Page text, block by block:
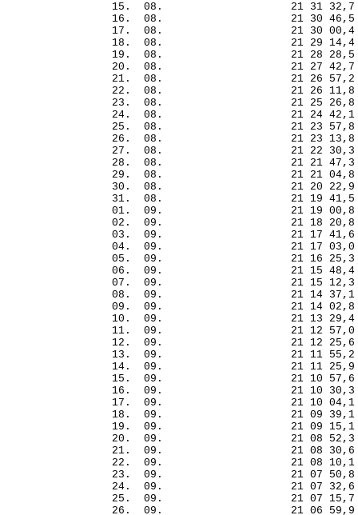
15.  08.                    21 31 32,7
16.  08.                    21 30 46,5
17.  08.                    21 30 00,4
18.  08.                    21 29 14,4
19.  08.                    21 28 28,5
20.  08.                    21 27 42,7
21.  08.                    21 26 57,2
22.  08.                    21 26 11,8
23.  08.                    21 25 26,8
24.  08.                    21 24 42,1
25.  08.                    21 23 57,8
26.  08.                    21 23 13,8
27.  08.                    21 22 30,3
28.  08.                    21 21 47,3
29.  08.                    21 21 04,8
30.  08.                    21 20 22,9
31.  08.                    21 19 41,5
01.  09.                    21 19 00,8
02.  09.                    21 18 20,8
03.  09.                    21 17 41,6
04.  09.                    21 17 03,0
05.  09.                    21 16 25,3
06.  09.                    21 15 48,4
07.  09.                    21 15 12,3
08.  09.                    21 14 37,1
09.  09.                    21 14 02,8
10.  09.                    21 13 29,4
11.  09.                    21 12 57,0
12.  09.                    21 12 25,6
13.  09.                    21 11 55,2
14.  09.                    21 11 25,9
15.  09.                    21 10 57,6
16.  09.                    21 10 30,3
17.  09.                    21 10 04,1
18.  09.                    21 09 39,1
19.  09.                    21 09 15,1
20.  09.                    21 08 52,3
21.  09.                    21 08 30,6
22.  09.                    21 08 10,1
23.  09.                    21 07 50,8
24.  09.                    21 07 32,6
25.  09.                    21 07 15,7
26.  09.                    21 06 59,9